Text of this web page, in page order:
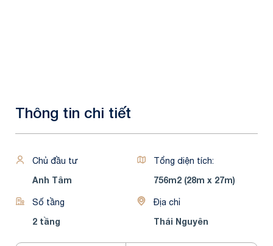
Thông tin chi tiết
Chủ đầu tư
Anh Tâm
Tổng diện tích:
756m2 (28m x 27m)
Số tầng
2 tầng
Địa chỉ
Thái Nguyên